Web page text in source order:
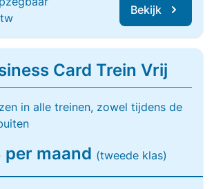
Bekijk
Card Trein Vrij
in alle treinen, zowel tijdens de
maand (tweede klas)